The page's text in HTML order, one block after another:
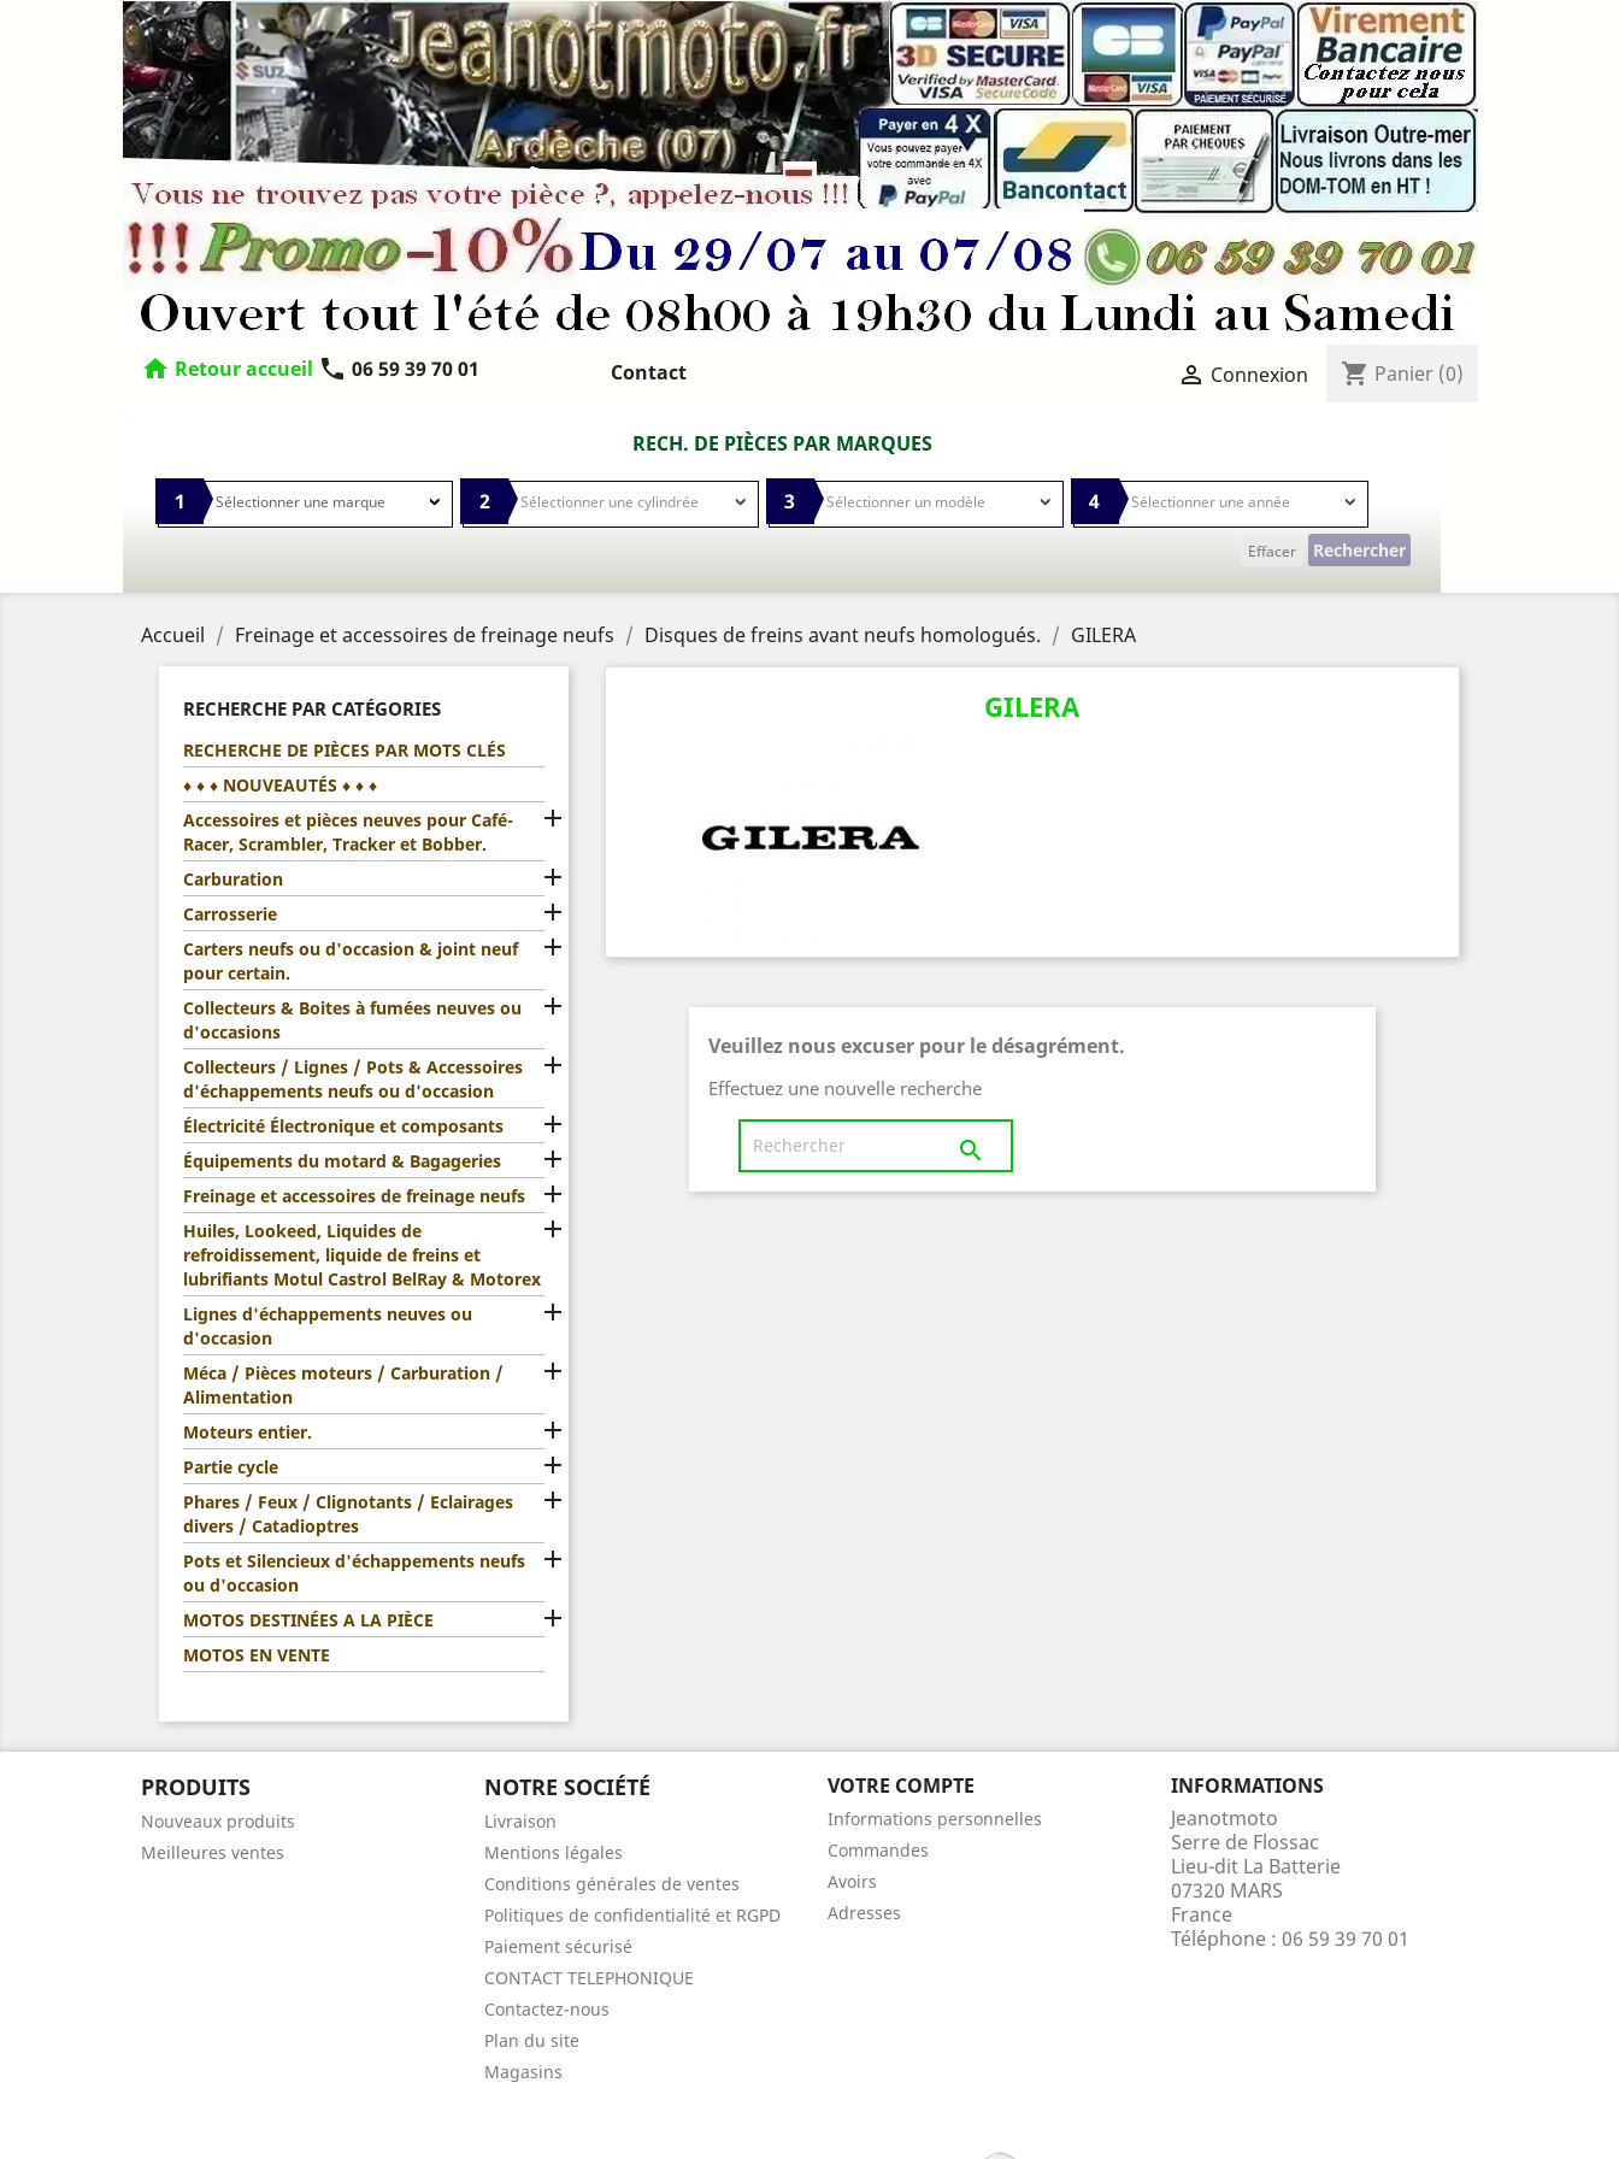
home Retour accueil phone 06 59 39 70 01 Contact  Connexion shopping_cart Panier (0)
RECH. DE PIÈCES PAR MARQUES
1 2 3 4
Effacer Rechercher
Accueil Freinage et accessoires de freinage neufs Disques de freins avant neufs homologués. GILERA
RECHERCHE PAR CATÉGORIES
RECHERCHE DE PIÈCES PAR MOTS CLÉS
♦ ♦ ♦ NOUVEAUTÉS ♦ ♦ ♦
Accessoires et pièces neuves pour Café-
Racer, Scrambler, Tracker et Bobber.

Carburation 
Carrosserie 
Carters neufs ou d'occasion & joint neuf
pour certain.

Collecteurs & Boites à fumées neuves ou
d'occasions

Collecteurs / Lignes / Pots & Accessoires
d'échappements neufs ou d'occasion

Électricité Électronique et composants 
Équipements du motard & Bagageries 
Freinage et accessoires de freinage neufs 
Huiles, Lookeed, Liquides de
refroidissement, liquide de freins et
lubrifiants Motul Castrol BelRay & Motorex

Lignes d'échappements neuves ou
d'occasion

Méca / Pièces moteurs / Carburation /
Alimentation

Moteurs entier. 
Partie cycle 
Phares / Feux / Clignotants / Eclairages
divers / Catadioptres

Pots et Silencieux d'échappements neufs
ou d'occasion

MOTOS DESTINÉES A LA PIÈCE 
MOTOS EN VENTE
GILERA
Veuillez nous excuser pour le désagrément.
Effectuez une nouvelle recherche

PRODUITS
Nouveaux produits
Meilleures ventes
NOTRE SOCIÉTÉ
Livraison
Mentions légales
Conditions générales de ventes
Politiques de confidentialité et RGPD
Paiement sécurisé
CONTACT TELEPHONIQUE
Contactez-nous
Plan du site
Magasins
VOTRE COMPTE
Informations personnelles
Commandes
Avoirs
Adresses
INFORMATIONS
Jeanotmoto
Serre de Flossac
Lieu-dit La Batterie
07320 MARS
France
Téléphone : 06 59 39 70 01